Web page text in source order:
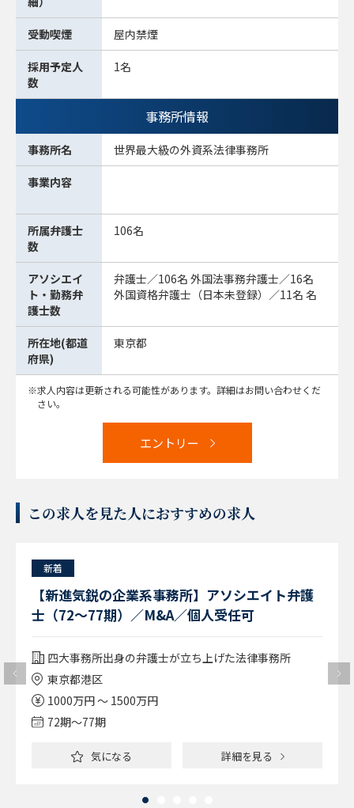
受動喫煙 屋内禁煙
採用予定人
数
1名
事務所情報
事務所名 世界最大級の外資系法律事務所
事業内容
所属弁護士
数
106名
アソシエイ
ト・勤務弁
護士数
弁護士／106名 外国法事務弁護士／16名
外国資格弁護士（日本未登録）／11名 名
所在地(都道
府県)
東京都
求人内容は更新される可能性があります。詳細はお問い合わせくだ
さい。
エントリー
この求人を見た人におすすめの求人
新着
【新進気鋭の企業系事務所】アソシエイト弁護
士（72～77期）／M&A／個人受任可
四大事務所出身の弁護士が立ち上げた法律事務所
東京都港区
1000万円 ～ 1500万円
72期〜77期
気になる 詳細を見る